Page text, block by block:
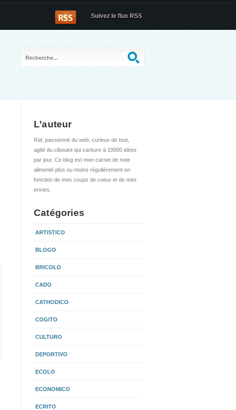
Suivez le flux RSS
L’auteur
Raf, passionné du web, curieux de tout,
agité du ciboulot qui carbure à 10000 idées
par jour. Ce blog est mon carnet de note
alimenté plus ou moins régulièrement en
fonction de mes coups de coeur et de mes
envies.
Catégories
ARTISTICO
BLOGO
BRICOLO
CADO
CATHODICO
COGITO
CULTURO
DEPORTIVO
ECOLO
ECONOMICO
ECRITO